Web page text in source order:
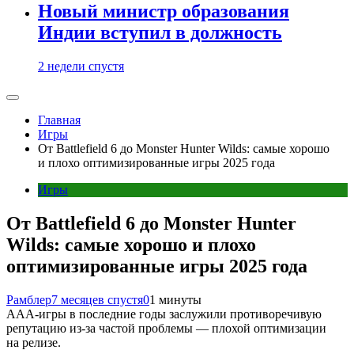
Новый министр образования
Индии вступил в должность
2 недели спустя
Главная
Игры
От Battlefield 6 до Monster Hunter Wilds: самые хорошо
и плохо оптимизированные игры 2025 года
Игры
От Battlefield 6 до Monster Hunter
Wilds: самые хорошо и плохо
оптимизированные игры 2025 года
Рамблер7 месяцев спустя01 минуты
ААА-игры в последние годы заслужили противоречивую
репутацию из-за частой проблемы — плохой оптимизации
на релизе.